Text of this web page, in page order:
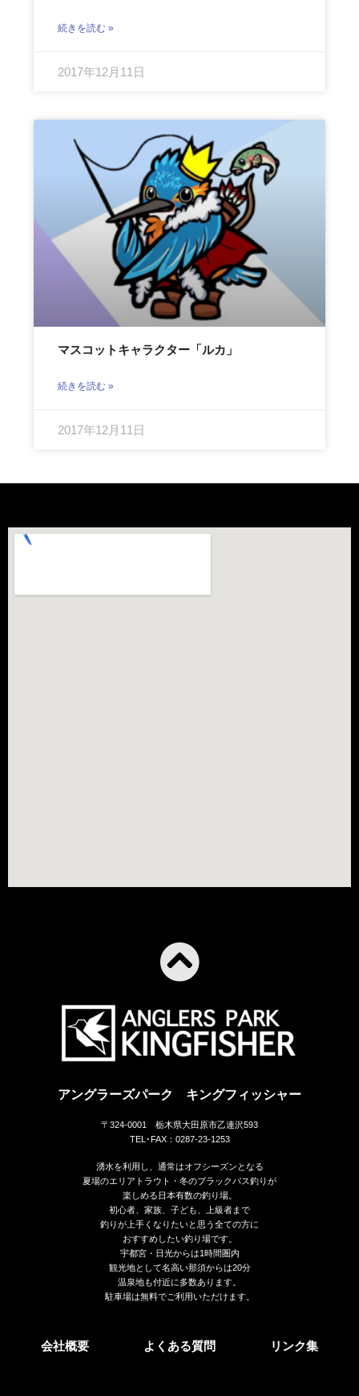
続きを読む »
2017年12月11日
マスコットキャラクター「ルカ」
続きを読む »
2017年12月11日
アングラーズパーク キングフィッシャー
〒324-0001 栃木県大田原市乙連沢593
TEL･FAX：0287-23-1253
湧水を利用し、通常はオフシーズンとなる
夏場のエリアトラウト・冬のブラックバス釣りが
楽しめる日本有数の釣り場。
初心者、家族、子ども、上級者まで
釣りが上手くなりたいと思う全ての方に
おすすめしたい釣り場です。
宇都宮・日光からは1時間圏内
観光地として名高い那須からは20分
温泉地も付近に多数あります。
駐車場は無料でご利用いただけます。
会社概要 よくある質問 リンク集